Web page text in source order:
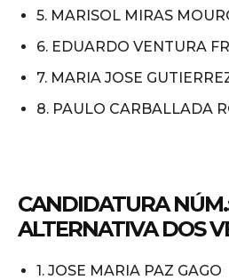
5. MARISOL MIRAS
6. EDUARDO VENTURA
7. MARIA JOSE
8. PAULO CARBALLADA
CANDIDATURA
ALTERNATIVA DOS
1. JOSE MARIA PAZ GAGO